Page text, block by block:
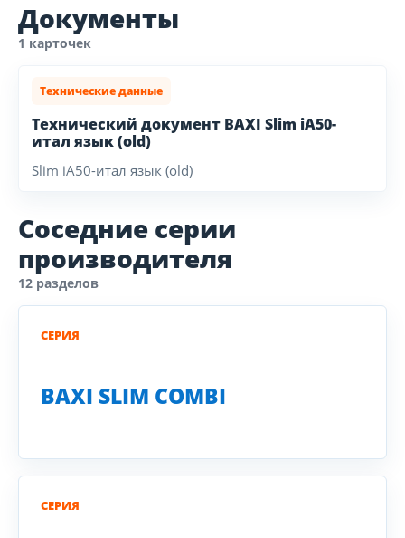
Документы
1 карточек
Технические данные
Технический документ BAXI Slim iA50-
итал язык (old)
Slim iA50-итал язык (old)
Соседние серии
производителя
12 разделов
СЕРИЯ
BAXI SLIM COMBI
СЕРИЯ